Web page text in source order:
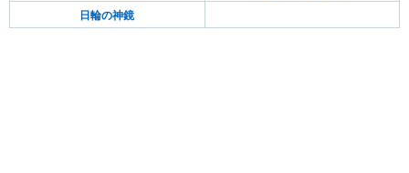
日輪の神鏡